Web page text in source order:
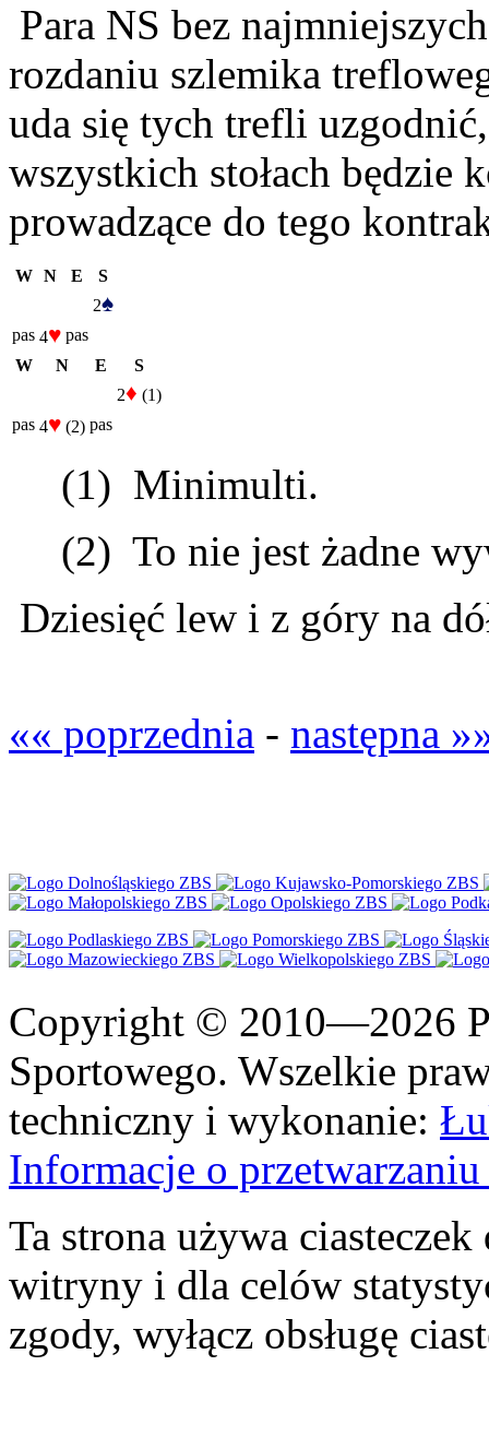
Para NS bez
rozdaniu szlemika
uda się tych trefli
wszystkich stołach będzie
prowadzące do tego
W N E
S
2♠
pas 4♥ pas
W
N E
S
2♦ (1)
pas 4♥ (2) pas
(1) Minimulti.
(2) To nie jest żadne
Dziesięć lew i z góry na
«« poprzednia - następna
Copyright © 2010—2026
Sportowego. Wszelkie
techniczny i wykonanie:
Informacje o
Ta strona używa
witryny i dla celów
zgody, wyłącz obsługę